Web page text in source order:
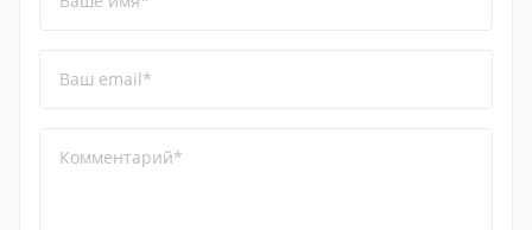
Ваш email*
Комментарий*